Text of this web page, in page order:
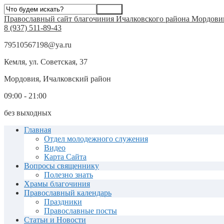
Православный сайт благочиния Ичалковского района
8 (937) 511-89-43
79510567198@ya.ru
Кемля, ул. Советская, 37
Мордовия, Ичалковский район
09:00 - 21:00
без выходных
Главная
Отдел молодежного служения
Видео
Карта Сайта
Вопросы священнику
Полезно знать
Храмы благочиния
Православный календарь
Праздники
Православные посты
Статьи и Новости